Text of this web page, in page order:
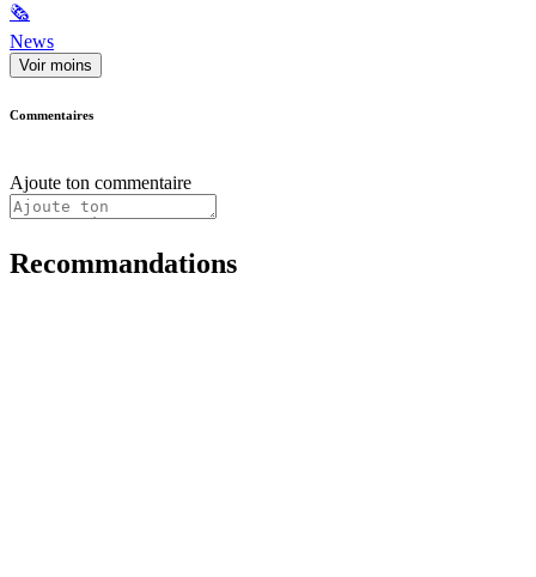
🗞
News
Voir moins
Commentaires
Ajoute ton commentaire
Recommandations